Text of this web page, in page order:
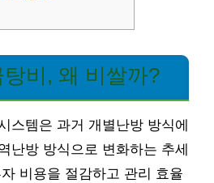
비, 왜 비쌀까?
스템은 과거 개별난방 방식에
난방 방식으로 변화하는 추세
비용을 절감하고 관리 효율